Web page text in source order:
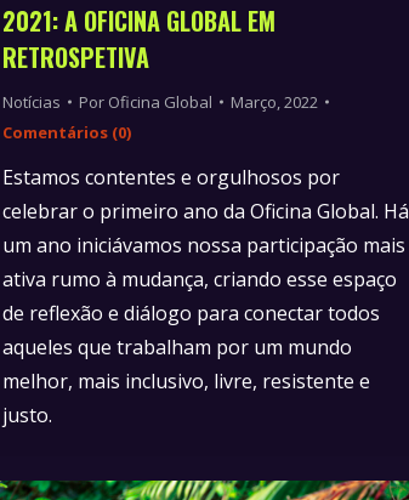
2021: A OFICINA GLOBAL EM
RETROSPETIVA
Notícias Por Oficina Global
Março, 2022
Comentários (0)
Estamos contentes e orgulhosos por
celebrar o primeiro ano da Oficina Global. Há
um ano iniciávamos nossa participação mais
ativa rumo à mudança, criando esse espaço
de reflexão e diálogo para conectar todos
aqueles que trabalham por um mundo
melhor, mais inclusivo, livre, resistente e
justo.